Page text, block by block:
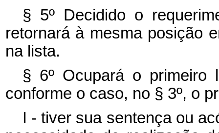
§ 5º Decidido o
retornará à mesma posição
na lista.
§ 6º Ocupará o
conforme o caso, no § 3º, o
I - tiver sua sentença ou